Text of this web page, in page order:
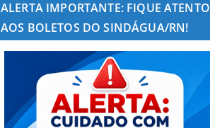
ALERTA IMPORTANTE: FIQUE ATENTO
AOS BOLETOS DO SINDÁGUA/RN!